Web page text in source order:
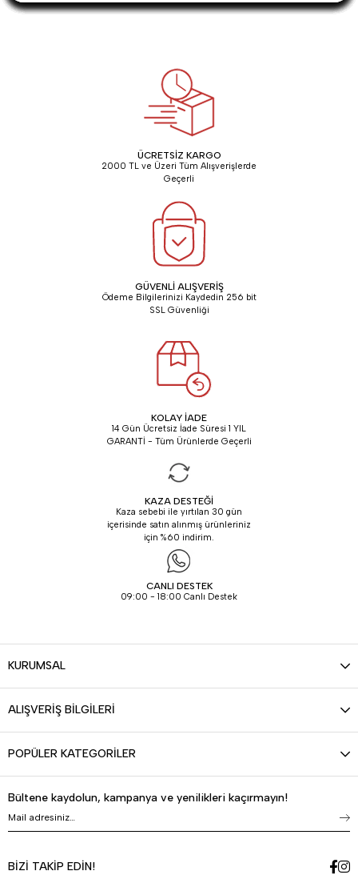
ÜCRETSİZ KARGO
2000 TL ve Üzeri Tüm Alışverişlerde
Geçerli
GÜVENLİ ALIŞVERİŞ
Ödeme Bilgilerinizi Kaydedin 256 bit
SSL Güvenliği
KOLAY İADE
14 Gün Ücretsiz İade Süresi 1 YIL
GARANTİ - Tüm Ürünlerde Geçerli
KAZA DESTEĞİ
Kaza sebebi ile yırtılan 30 gün
içerisinde satın alınmış ürünleriniz
için %60 indirim.
CANLI DESTEK
09:00 - 18:00 Canlı Destek
KURUMSAL
ALIŞVERİŞ BİLGİLERİ
POPÜLER KATEGORİLER
Bültene kaydolun, kampanya ve yenilikleri kaçırmayın!
BİZİ TAKİP EDİN!